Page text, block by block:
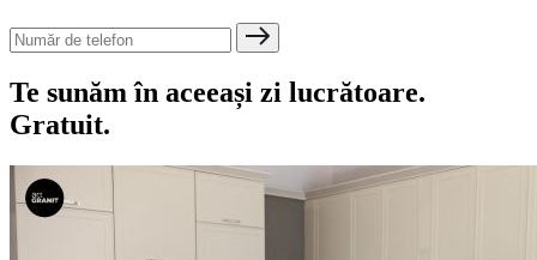
Te sunăm în aceeași zi lucrătoare.
Gratuit.